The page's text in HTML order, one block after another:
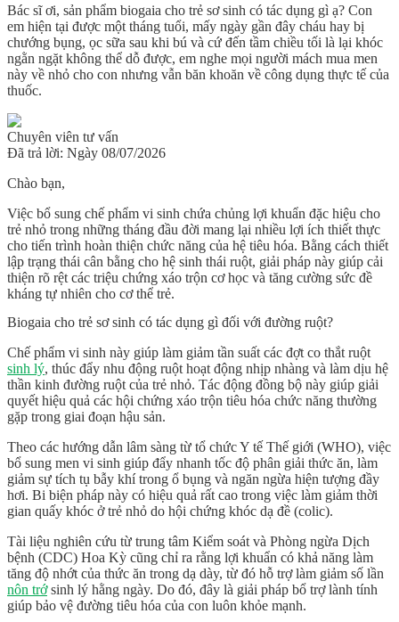
Bác sĩ ơi, sản phẩm biogaia cho trẻ sơ sinh có tác dụng gì ạ? Con
em hiện tại được một tháng tuổi, mấy ngày gần đây cháu hay bị
chướng bụng, ọc sữa sau khi bú và cứ đến tầm chiều tối là lại khóc
ngằn ngặt không thể dỗ được, em nghe mọi người mách mua men
này về nhỏ cho con nhưng vẫn băn khoăn về công dụng thực tế của
thuốc.
Chuyên viên tư vấn
Đã trả lời: Ngày 08/07/2026
Chào bạn,
Việc bổ sung chế phẩm vi sinh chứa chủng lợi khuẩn đặc hiệu cho
trẻ nhỏ trong những tháng đầu đời mang lại nhiều lợi ích thiết thực
cho tiến trình hoàn thiện chức năng của hệ tiêu hóa. Bằng cách thiết
lập trạng thái cân bằng cho hệ sinh thái ruột, giải pháp này giúp cải
thiện rõ rệt các triệu chứng xáo trộn cơ học và tăng cường sức đề
kháng tự nhiên cho cơ thể trẻ.
Biogaia cho trẻ sơ sinh có tác dụng gì đối với đường ruột?
Chế phẩm vi sinh này giúp làm giảm tần suất các đợt co thắt ruột
sinh lý, thúc đẩy nhu động ruột hoạt động nhịp nhàng và làm dịu hệ
thần kinh đường ruột của trẻ nhỏ. Tác động đồng bộ này giúp giải
quyết hiệu quả các hội chứng xáo trộn tiêu hóa chức năng thường
gặp trong giai đoạn hậu sản.
Theo các hướng dẫn lâm sàng từ tổ chức Y tế Thế giới (WHO), việc
bổ sung men vi sinh giúp đẩy nhanh tốc độ phân giải thức ăn, làm
giảm sự tích tụ bẫy khí trong ổ bụng và ngăn ngừa hiện tượng đầy
hơi. Bi biện pháp này có hiệu quả rất cao trong việc làm giảm thời
gian quấy khóc ở trẻ nhỏ do hội chứng khóc dạ đề (colic).
Tài liệu nghiên cứu từ trung tâm Kiểm soát và Phòng ngừa Dịch
bệnh (CDC) Hoa Kỳ cũng chỉ ra rằng lợi khuẩn có khả năng làm
tăng độ nhớt của thức ăn trong dạ dày, từ đó hỗ trợ làm giảm số lần
nôn trớsinh lý hằng ngày. Do đó, đây là giải pháp bổ trợ lành tính
giúp bảo vệ đường tiêu hóa của con luôn khỏe mạnh.